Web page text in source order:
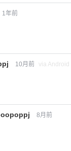
1年前
10月前 via Android
8月前